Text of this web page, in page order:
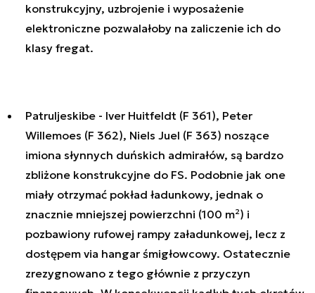
konstrukcyjny, uzbrojenie i wyposażenie
elektroniczne pozwalałoby na zaliczenie ich do
klasy fregat.
Patruljeskibe - Iver Huitfeldt (F 361), Peter
Willemoes (F 362), Niels Juel (F 363) noszące
imiona słynnych duńskich admirałów, są bardzo
zbliżone konstrukcyjne do FS. Podobnie jak one
miały otrzymać pokład ładunkowy, jednak o
znacznie mniejszej powierzchni (100 m²) i
pozbawiony rufowej rampy załadunkowej, lecz z
dostępem via hangar śmigłowcowy. Ostatecznie
zrezygnowano z tego głównie z przyczyn